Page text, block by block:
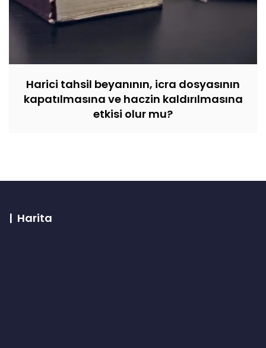
Harici tahsil beyanının, icra dosyasının
kapatılmasına ve haczin kaldırılmasına
etkisi olur mu?
| Harita